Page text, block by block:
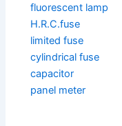
fluorescent lamp
H.R.C.fuse
limited fuse
cylindrical fuse
capacitor
panel meter